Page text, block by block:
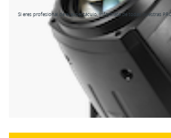
Si eres profesional de el espectáculo, infórmate de todas nuestras